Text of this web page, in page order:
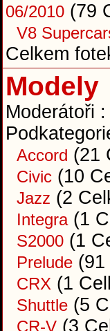
06/2010 (79
V8
Celkem
Modely
Moderátoři :
Accord (21
Civic (10
Jazz (2
Integra(1
S2000 (1
Prelude
CRX (1
Shuttle (5
CR-V (3